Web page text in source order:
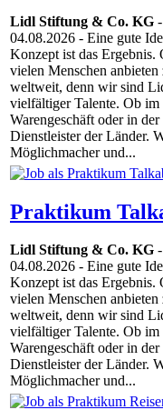
Lidl Stiftung & Co. KG -
04.08.2026 - Eine gute
Konzept ist das Ergebnis.
vielen Menschen
weltweit, denn wir sind
vielfältiger Talente. Ob
Warengeschäft oder in
Dienstleister der Länder.
Möglichmacher und...
Praktikum
Lidl Stiftung & Co. KG -
04.08.2026 - Eine gute
Konzept ist das Ergebnis.
vielen Menschen
weltweit, denn wir sind
vielfältiger Talente. Ob
Warengeschäft oder in
Dienstleister der Länder.
Möglichmacher und...